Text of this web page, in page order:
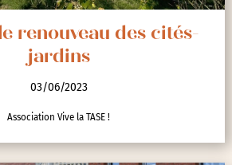
renouveau des cités-
jardins
03/06/2023
Association Vive la TASE !